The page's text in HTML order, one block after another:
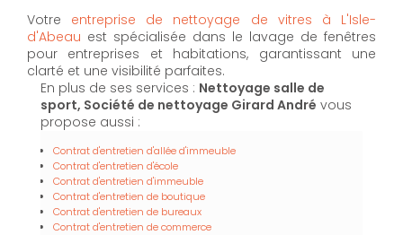
Votre entreprise de nettoyage de vitres à L'Isle-
d'Abeau est spécialisée dans le lavage de fenêtres
pour entreprises et habitations, garantissant une
clarté et une visibilité parfaites.
En plus de ses services : Nettoyage salle de
sport, Société de nettoyage Girard André vous
propose aussi :
Contrat d'entretien d'allée d'immeuble
Contrat d'entretien d'école
Contrat d'entretien d'immeuble
Contrat d'entretien de boutique
Contrat d'entretien de bureaux
Contrat d'entretien de commerce